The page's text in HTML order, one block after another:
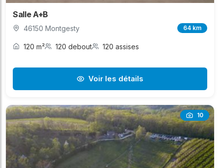
Salle A+B
46150 Montgesty 64 km
120 m² 120 debout 120 assises
Voir les détails
10